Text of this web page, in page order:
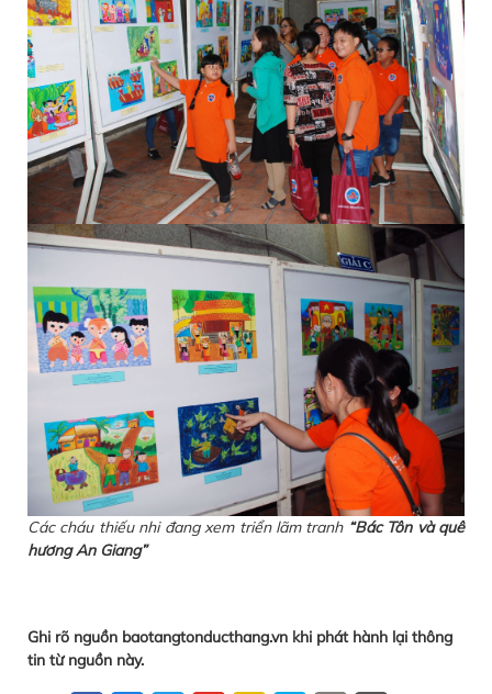
Các cháu thiếu nhi đang xem triển lãm tranh“Bác Tôn và quê
hương An Giang”
Ghi rõ nguồn baotangtonducthang.vn khi phát hành lại thông
tin từ nguồn này.